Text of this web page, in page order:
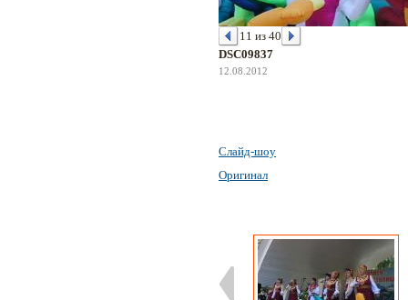
11 из 40
DSC09837
12.08.2012
Слайд-шоу
Оригинал